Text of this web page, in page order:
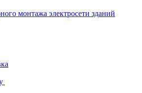
монтажа электросети зданий